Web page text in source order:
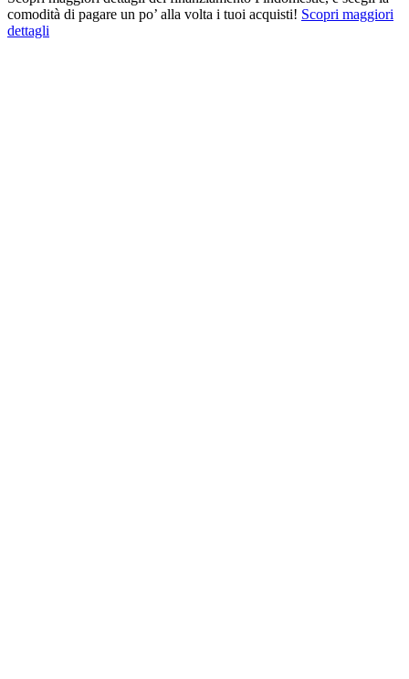
comodità di pagare un po’ alla volta i tuoi acquisti! Scopri maggiori
dettagli